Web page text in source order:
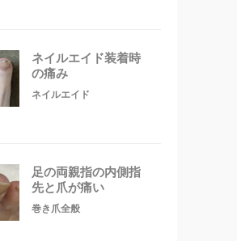
ネイルエイド装着時
の痛み
ネイルエイド
足の両親指の内側指
先と爪が痛い
巻き爪全般